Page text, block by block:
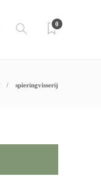
0
spieringvisserij